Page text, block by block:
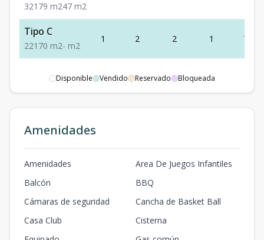
321 79 m247 m2
Tipo C
221 70 m2- m2
1 2 2 1 70
Disponible Vendido Reservado Bloqueada
Amenidades
Amenidades
Area De Juegos Infantiles
Balcón
BBQ
Cámaras de seguridad
Cancha de Basket Ball
Casa Club
Cisterna